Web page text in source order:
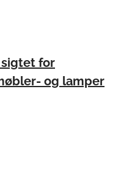
sigtet for
og lamper